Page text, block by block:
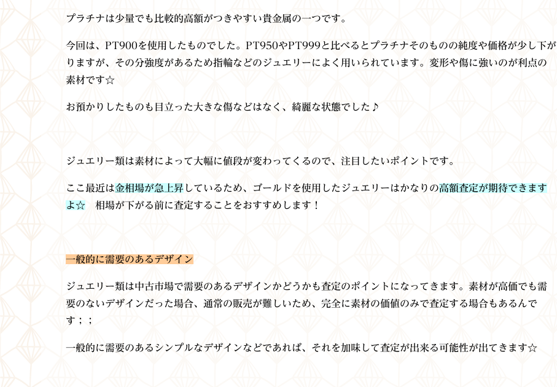
プラチナは少量でも比較的高額がつきやすい貴金属の一つです。
今回は、PT900を使用したものでした。PT950やPT999と比べるとプラチナそのものの純度や価格が少し下が
りますが、その分強度があるため指輪などのジュエリーによく用いられています。変形や傷に強いのが利点の
素材です☆
お預かりしたものも目立った大きな傷などはなく、綺麗な状態でした♪
ジュエリー類は素材によって大幅に値段が変わってくるので、注目したいポイントです。
ここ最近は金相場が急上昇 しているため、ゴールドを使用したジュエリーはかなりの高額査定が期待できます
よ☆ 相場が下がる前に査定することをおすすめします！
一般的に需要のあるデザイン
ジュエリー類は中古市場で需要のあるデザインかどうかも査定のポイントになってきます。素材が高価でも需
要のないデザインだった場合、通常の販売が難しいため、完全に素材の価値のみで査定する場合もあるんで
す；；
一般的に需要のあるシンプルなデザインなどであれば、それを加味して査定が出来る可能性が出てきます☆